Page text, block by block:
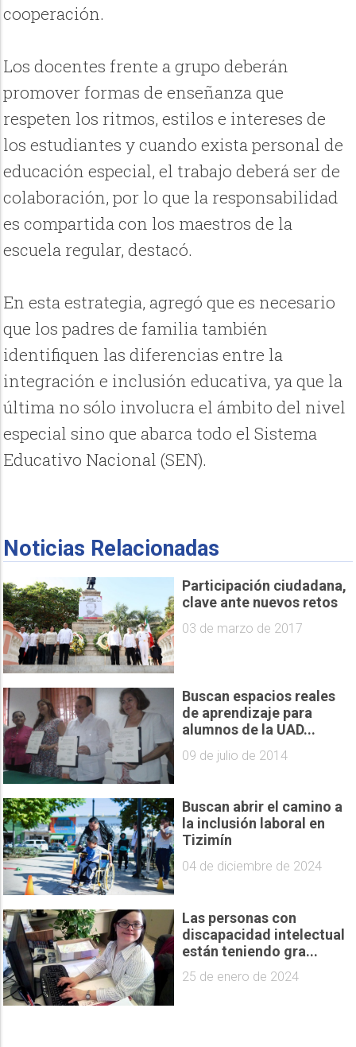
cooperación.
Los docentes frente a grupo deberán
promover formas de enseñanza que
respeten los ritmos, estilos e intereses de
los estudiantes y cuando exista personal de
educación especial, el trabajo deberá ser de
colaboración, por lo que la responsabilidad
es compartida con los maestros de la
escuela regular, destacó.
En esta estrategia, agregó que es necesario
que los padres de familia también
identifiquen las diferencias entre la
integración e inclusión educativa, ya que la
última no sólo involucra el ámbito del nivel
especial sino que abarca todo el Sistema
Educativo Nacional (SEN).
Noticias Relacionadas
Participación ciudadana,
clave ante nuevos retos
03 de marzo de 2017
Buscan espacios reales
de aprendizaje para
alumnos de la UAD...
09 de julio de 2014
Buscan abrir el camino a
la inclusión laboral en
Tizimín
04 de diciembre de 2024
Las personas con
discapacidad intelectual
están teniendo gra...
25 de enero de 2024